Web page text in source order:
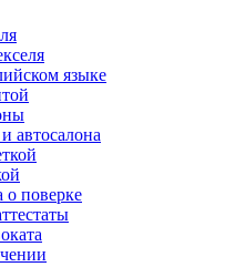
языке
автосалона
о поверке